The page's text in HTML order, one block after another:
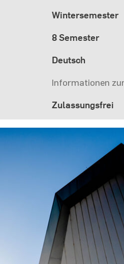
Wintersemester
8 Semester
Deutsch
Informationen
Zulassungsfrei